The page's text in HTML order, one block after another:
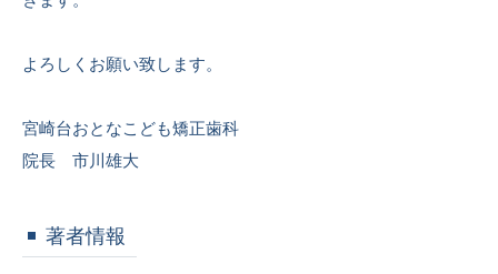
よろしくお願い致します。
宮崎台おとなこども矯正歯科
院長 市川雄大
著者情報